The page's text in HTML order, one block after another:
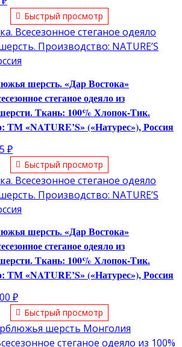
цена:
8,450 ₽.
Быстрый просмотр
шерсть. «Дар Востока»
стеганое одеяло из
Ткань: 100% Хлопок-Тик.
ТМ «NATURE’S» («Натурес»), Россия
₽.
₽Текущая
цена:
9,495 ₽.
Быстрый просмотр
шерсть. «Дар Востока»
стеганое одеяло из
Ткань: 100% Хлопок-Тик.
ТМ «NATURE’S» («Натурес»), Россия
₽.
₽Текущая
цена:
10,200 ₽.
Быстрый просмотр